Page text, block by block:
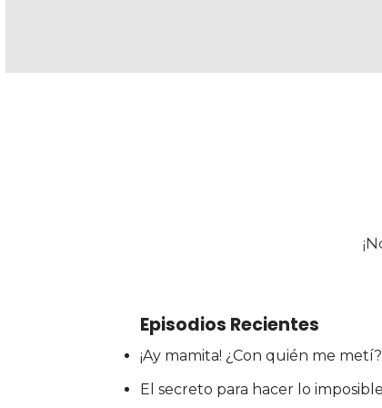
Episodios Recientes
¡Ay mamita! ¿Con quién me metí?
El secreto para hacer lo